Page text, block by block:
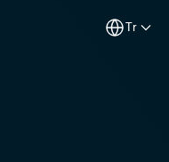
tr